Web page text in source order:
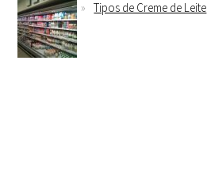
Tipos de Creme de Leite